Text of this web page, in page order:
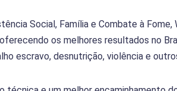
Social, Família e Combate à
os melhores resultados no
escravo, desnutrição, violência e